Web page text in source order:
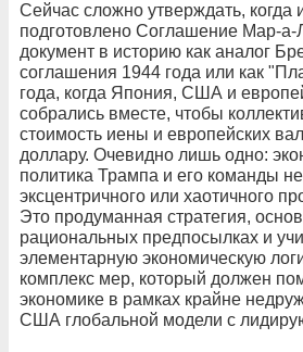
Сейчас сложно утверждать, когда
подготовлено Соглашение Мар-а-
документ в историю как аналог
соглашения 1944 года или как
года, когда Япония, США и
собрались вместе, чтобы
стоимость иены и европейских
доллару. Очевидно лишь одно:
политика Трампа и его команды
эксцентричного или хаотичного
Это продуманная стратегия,
рациональных предпосылках и
элементарную экономическую
комплекс мер, который должен
экономике в рамках крайне
США глобальной модели с